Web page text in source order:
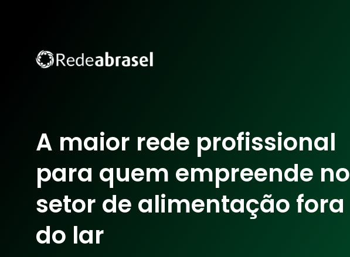
A maior rede profissional
para quem empreende no
setor de alimentação fora
do lar